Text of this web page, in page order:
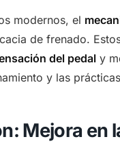
modernos, el
de frenado.
del pedal y
y las
Mejora en